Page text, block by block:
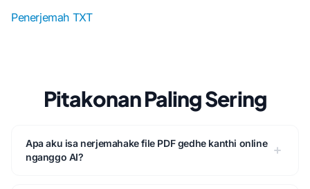
Penerjemah TXT
Pitakonan Paling Sering
Apa aku isa nerjemahake file PDF gedhe kanthi online
nganggo AI?